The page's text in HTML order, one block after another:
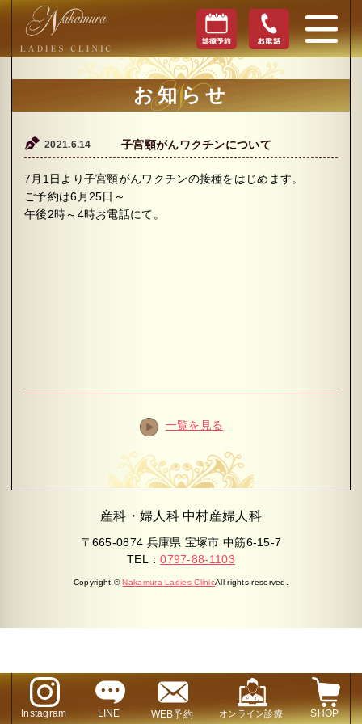
お知らせ
2021.6.14 子宮頸がんワクチンについて
7月1日より子宮頸がんワクチンの接種をはじめます。
ご予約は6月25日～
午後2時～4時お電話にて。
一覧を見る
Instagram LINE WEB予約 オンライン診療 SHOP
産科・婦人科 中村産婦人科
〒665-0874 兵庫県 宝塚市 中筋6-15-7
TEL：0797-88-1103
Copyright ©Nakamura Ladies ClinicAll rights reserved.